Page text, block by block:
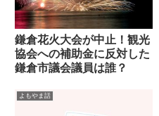
鎌倉花火大会が中止！観光
協会への補助金に反対した
鎌倉市議会議員は誰？
よもやま話